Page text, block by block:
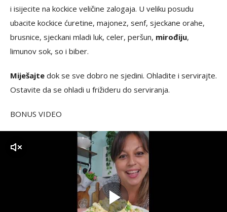
i isijecite na kockice veličine zalogaja. U veliku posudu
ubacite kockice ćuretine, majonez, senf, sjeckane orahe,
brusnice, sjeckani mladi luk, celer, peršun, mirođiju,
limunov sok, so i biber.
Miješajte dok se sve dobro ne sjedini. Ohladite i servirajte.
Ostavite da se ohladi u frižideru do serviranja.
BONUS VIDEO